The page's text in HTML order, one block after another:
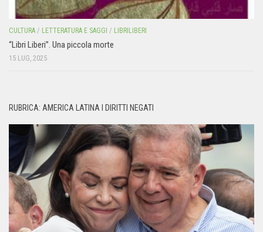
CULTURA / LETTERATURA E SAGGI / LIBRILIBERI
“Libri Liberi”. Una piccola morte
15 LUG, 2025
RUBRICA: AMERICA LATINA I DIRITTI NEGATI